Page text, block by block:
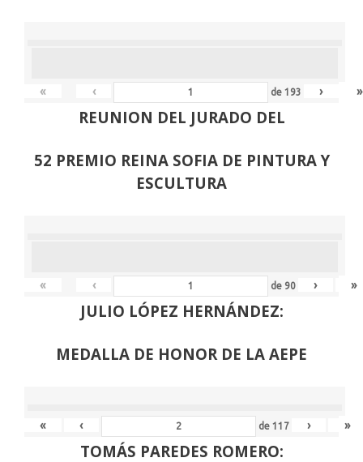
« ‹ de193 › »
REUNION DEL JURADO DEL
52 PREMIO REINA SOFIA DE PINTURA Y
ESCULTURA
« ‹ de 90 › »
JULIO LÓPEZ HERNÁNDEZ:
MEDALLA DE HONOR DE LA AEPE
« ‹ de 117 › »
TOMÁS PAREDES ROMERO: